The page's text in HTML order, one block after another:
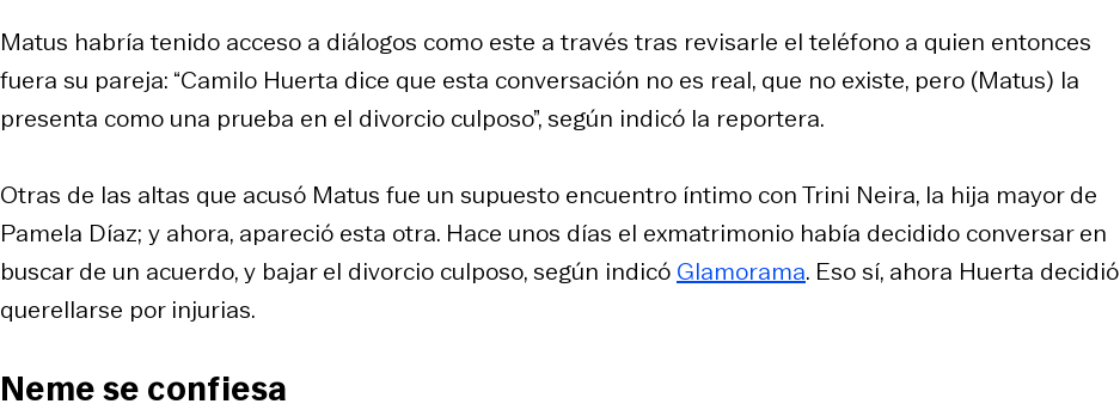
Matus habría tenido acceso a diálogos como este a través tras revisarle el teléfono a quien entonces
fuera su pareja: “Camilo Huerta dice que esta conversación no es real, que no existe, pero (Matus) la
presenta como una prueba en el divorcio culposo”, según indicó la reportera.
Otras de las altas que acusó Matus fue un supuesto encuentro íntimo con Trini Neira, la hija mayor de
Pamela Díaz; y ahora, apareció esta otra. Hace unos días el exmatrimonio había decidido conversar en
buscar de un acuerdo, y bajar el divorcio culposo, según indicó Glamorama. Eso sí, ahora Huerta decidió
querellarse por injurias.
Neme se confiesa